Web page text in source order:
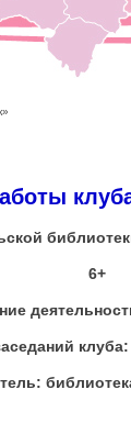
6+
клуба: